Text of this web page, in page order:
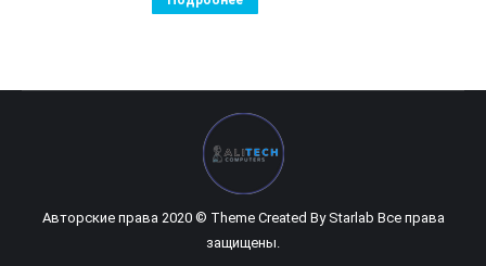
Авторские права 2020 © Theme Created ByStarlab Все права
защищены.